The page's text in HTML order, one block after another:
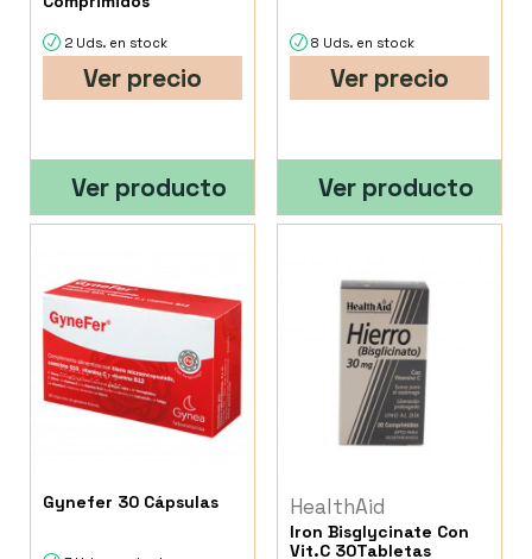
2 Uds. en stock
Ver precio
Ver producto
8 Uds. en stock
Ver precio
Ver producto
Gynefer 30 Cápsulas HealthAid
Iron Bisglycinate Con
Vit.C 30Tabletas